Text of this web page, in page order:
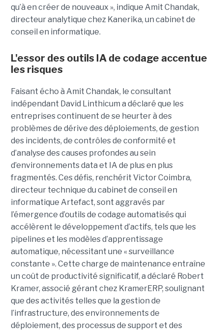
qu’à en créer de nouveaux », indique Amit Chandak,
directeur analytique chez Kanerika, un cabinet de
conseil en informatique.
L'essor des outils IA de codage accentue
les risques
Faisant écho à Amit Chandak, le consultant
indépendant David Linthicum a déclaré que les
entreprises continuent de se heurter à des
problèmes de dérive des déploiements, de gestion
des incidents, de contrôles de conformité et
d’analyse des causes profondes au sein
d’environnements data et IA de plus en plus
fragmentés. Ces défis, renchérit Victor Coimbra,
directeur technique du cabinet de conseil en
informatique Artefact, sont aggravés par
l’émergence d’outils de codage automatisés qui
accélèrent le développement d’actifs, tels que les
pipelines et les modèles d’apprentissage
automatique, nécessitant une « surveillance
constante ». Cette charge de maintenance entraîne
un coût de productivité significatif, a déclaré Robert
Kramer, associé gérant chez KramerERP, soulignant
que des activités telles que la gestion de
l’infrastructure, des environnements de
déploiement, des processus de support et des